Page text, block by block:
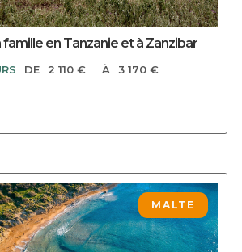
en Tanzanie et à Zanzibar
DE 2 110 € À 3 170 €
CIRCUIT MALTE